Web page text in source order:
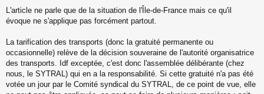
e
s
g
e
n
o
n
L'article ne parle que de la situation de l'Île-de-France mais ce qu'il
évoque ne s'applique pas forcément partout.
La tarification des transports (donc la gratuité permanente ou
occasionnelle) relève de la décision souveraine de l'autorité organisatrice
des transports. Idf exceptée, c'est donc l'assemblée délibérante (chez
nous, le SYTRAL) qui en a la responsabilité. Si cette gratuité n'a pas été
votée un jour par le Comité syndical du SYTRAL, de ce point de vue, elle